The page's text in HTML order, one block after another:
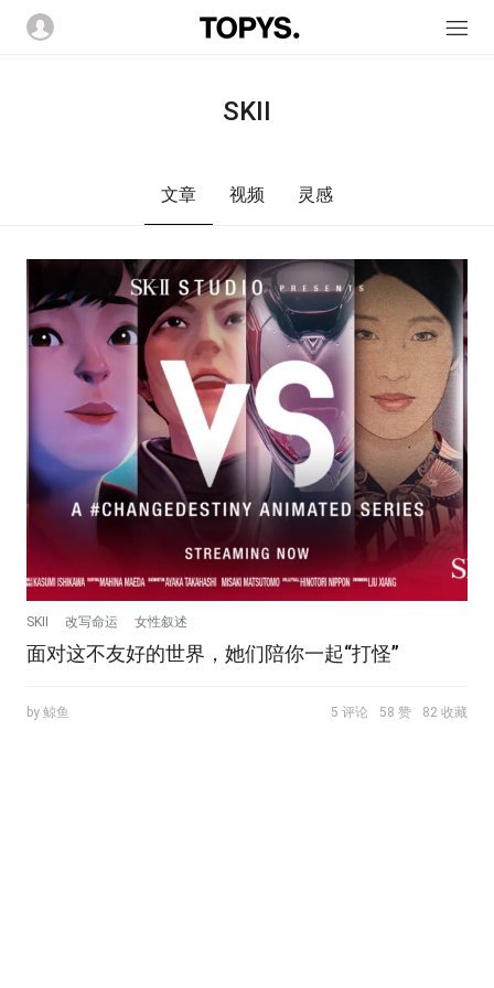
SKII
文章 视频 灵感
SKII 改写命运 女性叙述
面对这不友好的世界，她们陪你一起“打怪”
by 鲸鱼 5 评论 58 赞 82 收藏